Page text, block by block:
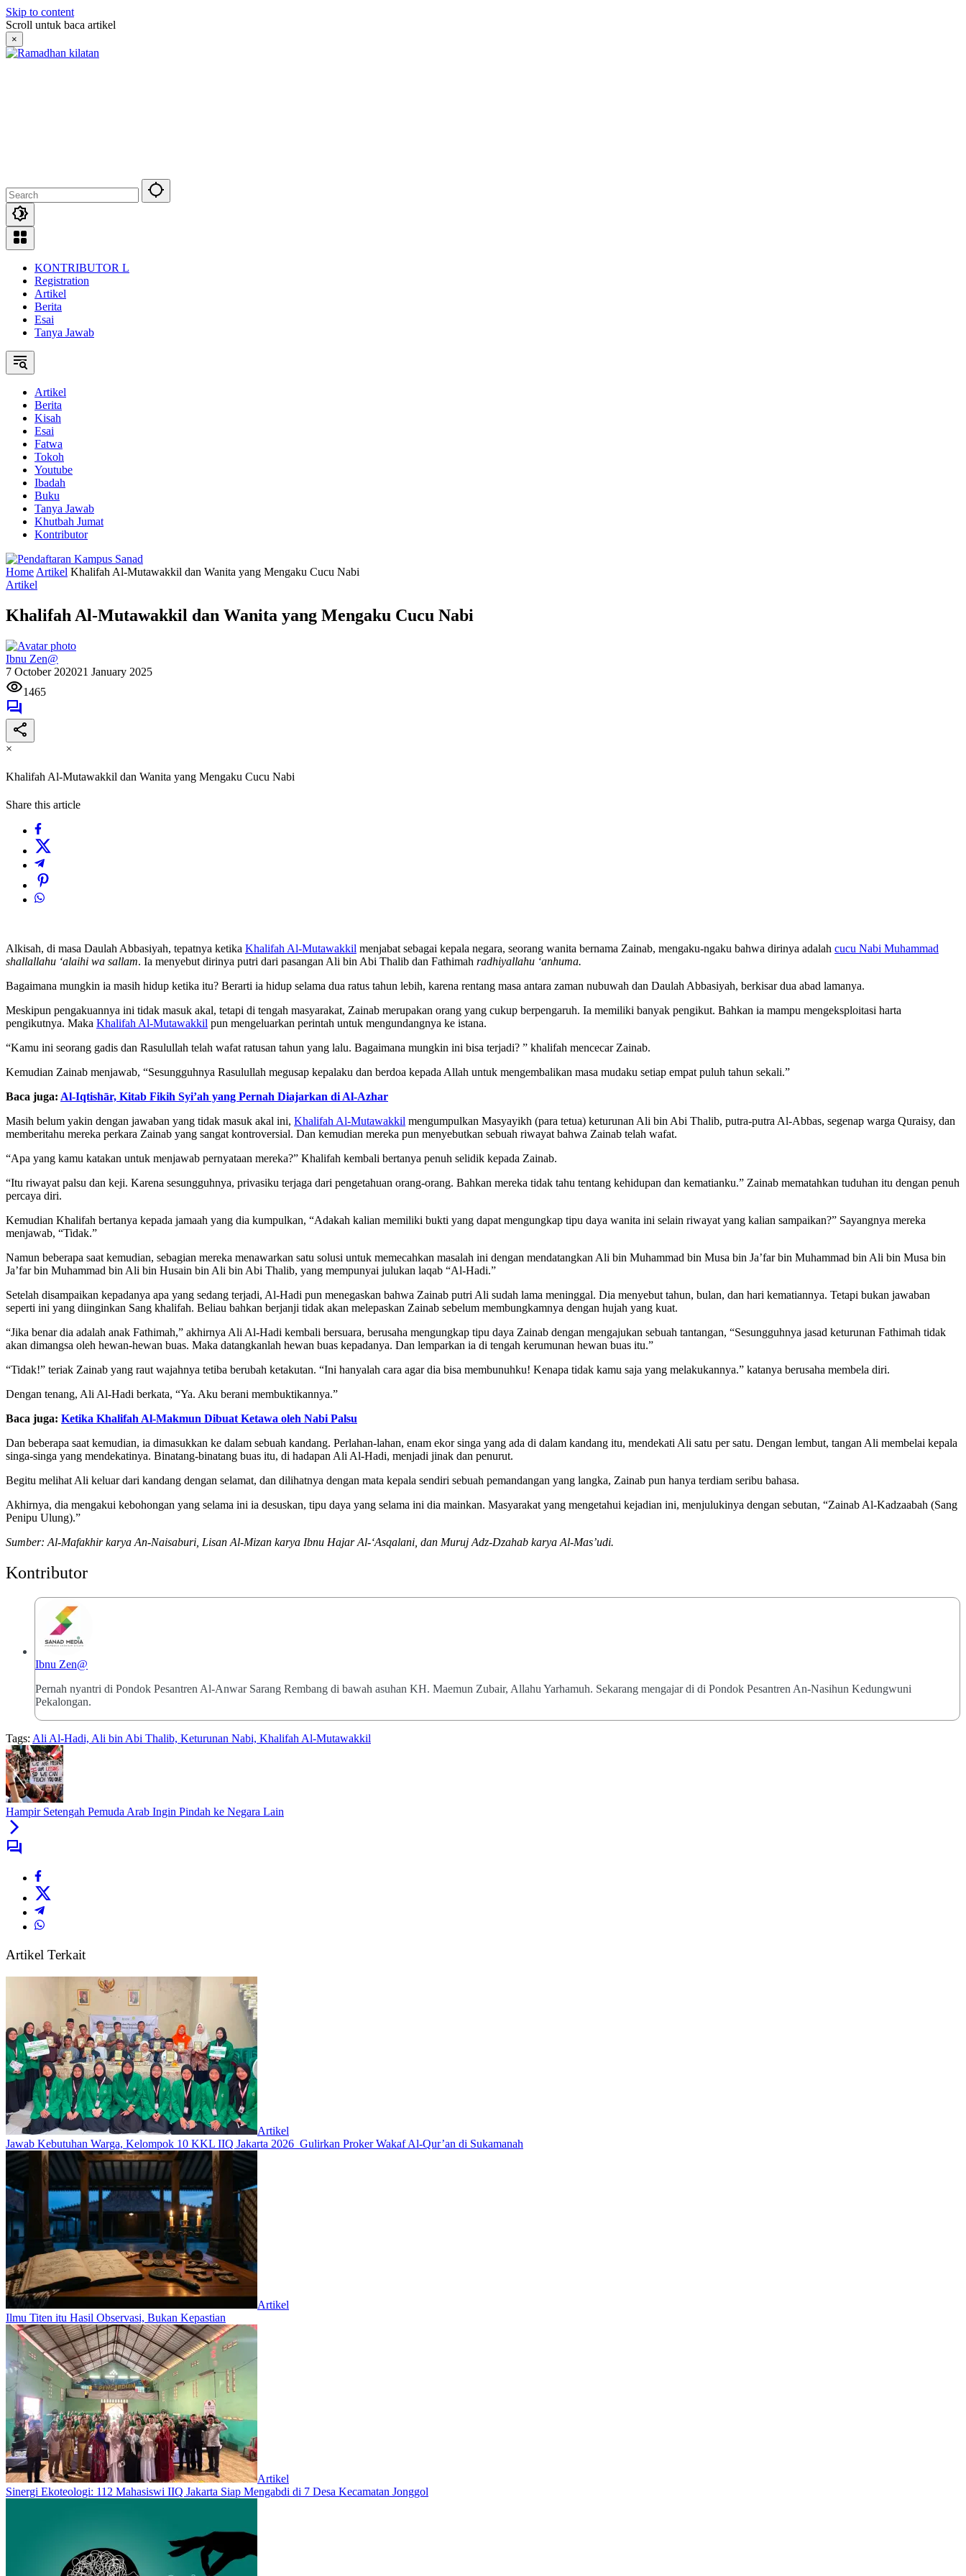
Skip to content
Scroll untuk baca artikel
×
KONTRIBUTOR L
Registration
Artikel
Berita
Esai
Tanya Jawab
Artikel
Berita
Kisah
Esai
Fatwa
Tokoh
Youtube
Ibadah
Buku
Tanya Jawab
Khutbah Jumat
Kontributor
Home Artikel Khalifah Al-Mutawakkil dan Wanita yang Mengaku Cucu Nabi
Artikel
Khalifah Al-Mutawakkil dan Wanita yang Mengaku Cucu Nabi
Ibnu Zen@
7 October 202021 January 2025
1465
×
Khalifah Al-Mutawakkil dan Wanita yang Mengaku Cucu Nabi
Share this article
Alkisah, di masa Daulah Abbasiyah, tepatnya ketika Khalifah Al-Mutawakkil menjabat sebagai kepala negara, seorang wanita bernama Zainab, mengaku-ngaku bahwa dirinya adalah cucu Nabi Muhammad
shallallahu ‘alaihi wa sallam. Ia menyebut dirinya putri dari pasangan Ali bin Abi Thalib dan Fathimah radhiyallahu ‘anhuma.
Bagaimana mungkin ia masih hidup ketika itu? Berarti ia hidup selama dua ratus tahun lebih, karena rentang masa antara zaman nubuwah dan Daulah Abbasiyah, berkisar dua abad lamanya.
Meskipun pengakuannya ini tidak masuk akal, tetapi di tengah masyarakat, Zainab merupakan orang yang cukup berpengaruh. Ia memiliki banyak pengikut. Bahkan ia mampu mengeksploitasi harta
pengikutnya. Maka Khalifah Al-Mutawakkil pun mengeluarkan perintah untuk mengundangnya ke istana.
“Kamu ini seorang gadis dan Rasulullah telah wafat ratusan tahun yang lalu. Bagaimana mungkin ini bisa terjadi? ” khalifah mencecar Zainab.
Kemudian Zainab menjawab, “Sesungguhnya Rasulullah megusap kepalaku dan berdoa kepada Allah untuk mengembalikan masa mudaku setiap empat puluh tahun sekali.”
Baca juga: Al-Iqtishār, Kitab Fikih Syi’ah yang Pernah Diajarkan di Al-Azhar
Masih belum yakin dengan jawaban yang tidak masuk akal ini, Khalifah Al-Mutawakkil mengumpulkan Masyayikh (para tetua) keturunan Ali bin Abi Thalib, putra-putra Al-Abbas, segenap warga Quraisy, dan
memberitahu mereka perkara Zainab yang sangat kontroversial. Dan kemudian mereka pun menyebutkan sebuah riwayat bahwa Zainab telah wafat.
“Apa yang kamu katakan untuk menjawab pernyataan mereka?” Khalifah kembali bertanya penuh selidik kepada Zainab.
“Itu riwayat palsu dan keji. Karena sesungguhnya, privasiku terjaga dari pengetahuan orang-orang. Bahkan mereka tidak tahu tentang kehidupan dan kematianku.” Zainab mematahkan tuduhan itu dengan penuh
percaya diri.
Kemudian Khalifah bertanya kepada jamaah yang dia kumpulkan, “Adakah kalian memiliki bukti yang dapat mengungkap tipu daya wanita ini selain riwayat yang kalian sampaikan?” Sayangnya mereka
menjawab, “Tidak.”
Namun beberapa saat kemudian, sebagian mereka menawarkan satu solusi untuk memecahkan masalah ini dengan mendatangkan Ali bin Muhammad bin Musa bin Ja’far bin Muhammad bin Ali bin Musa bin
Ja’far bin Muhammad bin Ali bin Husain bin Ali bin Abi Thalib, yang mempunyai julukan laqab “Al-Hadi.”
Setelah disampaikan kepadanya apa yang sedang terjadi, Al-Hadi pun menegaskan bahwa Zainab putri Ali sudah lama meninggal. Dia menyebut tahun, bulan, dan hari kematiannya. Tetapi bukan jawaban
seperti ini yang diinginkan Sang khalifah. Beliau bahkan berjanji tidak akan melepaskan Zainab sebelum membungkamnya dengan hujah yang kuat.
“Jika benar dia adalah anak Fathimah,” akhirnya Ali Al-Hadi kembali bersuara, berusaha mengungkap tipu daya Zainab dengan mengajukan sebuah tantangan, “Sesungguhnya jasad keturunan Fathimah tidak
akan dimangsa oleh hewan-hewan buas. Maka datangkanlah hewan buas kepadanya. Dan lemparkan ia di tengah kerumunan hewan buas itu.”
“Tidak!” teriak Zainab yang raut wajahnya tetiba berubah ketakutan. “Ini hanyalah cara agar dia bisa membunuhku! Kenapa tidak kamu saja yang melakukannya.” katanya berusaha membela diri.
Dengan tenang, Ali Al-Hadi berkata, “Ya. Aku berani membuktikannya.”
Baca juga: Ketika Khalifah Al-Makmun Dibuat Ketawa oleh Nabi Palsu
Dan beberapa saat kemudian, ia dimasukkan ke dalam sebuah kandang. Perlahan-lahan, enam ekor singa yang ada di dalam kandang itu, mendekati Ali satu per satu. Dengan lembut, tangan Ali membelai kepala
singa-singa yang mendekatinya. Binatang-binatang buas itu, di hadapan Ali Al-Hadi, menjadi jinak dan penurut.
Begitu melihat Ali keluar dari kandang dengan selamat, dan dilihatnya dengan mata kepala sendiri sebuah pemandangan yang langka, Zainab pun hanya terdiam seribu bahasa.
Akhirnya, dia mengakui kebohongan yang selama ini ia desuskan, tipu daya yang selama ini dia mainkan. Masyarakat yang mengetahui kejadian ini, menjulukinya dengan sebutan, “Zainab Al-Kadzaabah (Sang
Penipu Ulung).”
Sumber: Al-Mafakhir karya An-Naisaburi, Lisan Al-Mizan karya Ibnu Hajar Al-‘Asqalani, dan Muruj Adz-Dzahab karya Al-Mas’udi.
Kontributor
Ibnu Zen@
Pernah nyantri di Pondok Pesantren Al-Anwar Sarang Rembang di bawah asuhan KH. Maemun Zubair, Allahu Yarhamuh. Sekarang mengajar di di Pondok Pesantren An-Nasihun Kedungwuni
Pekalongan.
Tags: Ali Al-Hadi, Ali bin Abi Thalib, Keturunan Nabi, Khalifah Al-Mutawakkil
Hampir Setengah Pemuda Arab Ingin Pindah ke Negara Lain
Artikel Terkait
Artikel
Jawab Kebutuhan Warga, Kelompok 10 KKL IIQ Jakarta 2026 Gulirkan Proker Wakaf Al-Qur’an di Sukamanah
Artikel
Ilmu Titen itu Hasil Observasi, Bukan Kepastian
Artikel
‎Sinergi Ekoteologi: 112 Mahasiswi IIQ Jakarta Siap Mengabdi di 7 Desa Kecamatan Jonggol